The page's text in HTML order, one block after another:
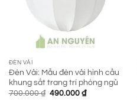
ĐÈN VẢI
Đèn Vải: Mẫu đèn vải hình cầu
khung sắt trang trí phòng ngủ
700.000₫ Giá
490.000 ₫Giá